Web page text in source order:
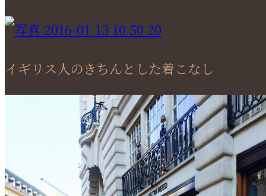
イギリス人のきちんとした着こなし